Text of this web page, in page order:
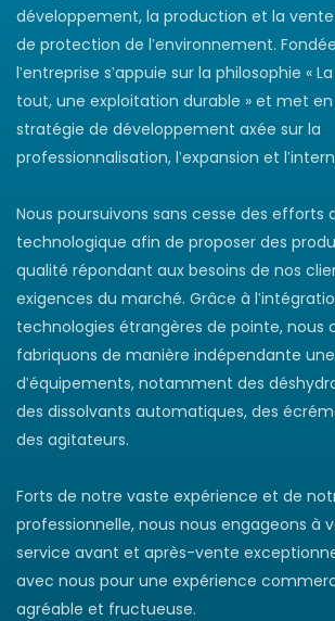
développement, la production et la
de protection de l'environnement.
l'entreprise s'appuie sur la philosophie «
tout, une exploitation durable » et met
stratégie de développement axée sur la
professionnalisation, l'expansion et
Nous poursuivons sans cesse des efforts
technologique afin de proposer des
qualité répondant aux besoins de nos
exigences du marché. Grâce à
technologies étrangères de pointe, nous
fabriquons de manière indépendante
d'équipements, notamment des
des dissolvants automatiques, des
des agitateurs.
Forts de notre vaste expérience et de
professionnelle, nous nous engageons à
service avant et après-vente
avec nous pour une expérience
agréable et fructueuse.